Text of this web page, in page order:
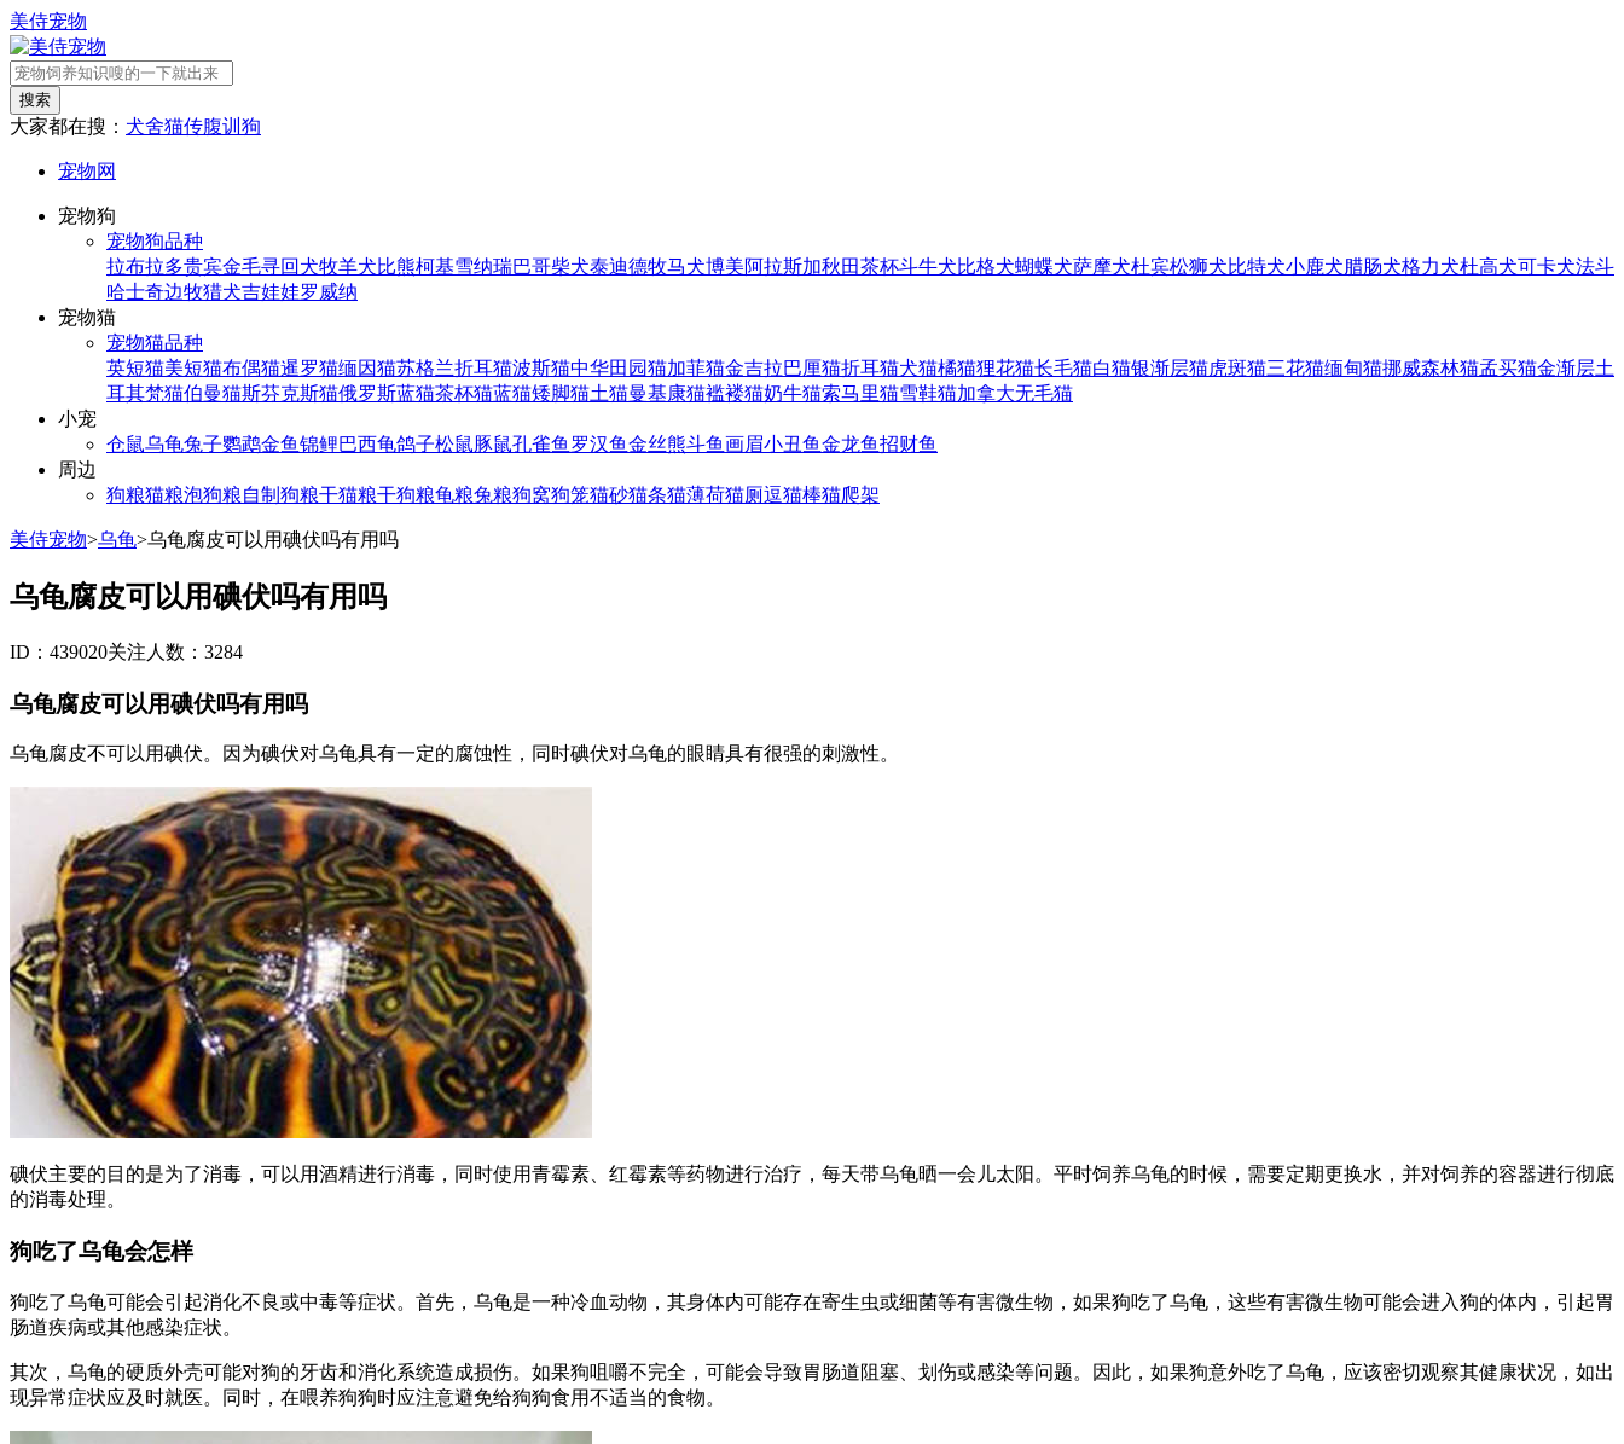
美侍宠物
搜索
大家都在搜： 犬舍猫传腹训狗
宠物网
宠物狗
宠物狗品种
拉布拉多贵宾金毛寻回犬牧羊犬比熊柯基雪纳瑞巴哥柴犬泰迪德牧马犬博美阿拉斯加秋田茶杯斗牛犬比格犬蝴蝶犬萨摩犬杜宾松狮犬比特犬小鹿犬腊肠犬格力犬杜高犬可卡犬法斗
哈士奇边牧猎犬吉娃娃罗威纳
宠物猫
宠物猫品种
英短猫美短猫布偶猫暹罗猫缅因猫苏格兰折耳猫波斯猫中华田园猫加菲猫金吉拉巴厘猫折耳猫犬猫橘猫狸花猫长毛猫白猫银渐层猫虎斑猫三花猫缅甸猫挪威森林猫孟买猫金渐层土
耳其梵猫伯曼猫斯芬克斯猫俄罗斯蓝猫茶杯猫蓝猫矮脚猫土猫曼基康猫褴褛猫奶牛猫索马里猫雪鞋猫加拿大无毛猫
小宠
仓鼠乌龟兔子鹦鹉金鱼锦鲤巴西龟鸽子松鼠豚鼠孔雀鱼 罗汉鱼金丝熊斗鱼画眉小丑鱼金龙鱼招财鱼
周边
狗粮猫粮泡狗粮自制狗粮干猫粮干狗粮龟粮兔粮狗窝狗笼猫砂猫条猫薄荷猫厕逗猫棒猫爬架
美侍宠物>乌龟>乌龟腐皮可以用碘伏吗有用吗
乌龟腐皮可以用碘伏吗有用吗
ID：439020关注人数：3284
乌龟腐皮可以用碘伏吗有用吗
乌龟腐皮不可以用碘伏。因为碘伏对乌龟具有一定的腐蚀性，同时碘伏对乌龟的眼睛具有很强的刺激性。
碘伏主要的目的是为了消毒，可以用酒精进行消毒，同时使用青霉素、红霉素等药物进行治疗，每天带乌龟晒一会儿太阳。平时饲养乌龟的时候，需要定期更换水，并对饲养的容器进行彻底
的消毒处理。
狗吃了乌龟会怎样
狗吃了乌龟可能会引起消化不良或中毒等症状。首先，乌龟是一种冷血动物，其身体内可能存在寄生虫或细菌等有害微生物，如果狗吃了乌龟，这些有害微生物可能会进入狗的体内，引起胃
肠道疾病或其他感染症状。
其次，乌龟的硬质外壳可能对狗的牙齿和消化系统造成损伤。如果狗咀嚼不完全，可能会导致胃肠道阻塞、划伤或感染等问题。因此，如果狗意外吃了乌龟，应该密切观察其健康状况，如出
现异常症状应及时就医。同时，在喂养狗狗时应注意避免给狗狗食用不适当的食物。